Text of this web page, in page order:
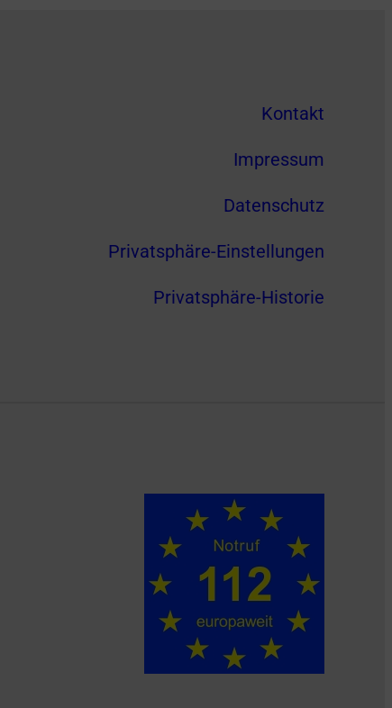
Kontakt
Impressum
Datenschutz
Privatsphäre-Einstellungen
Privatsphäre-Historie